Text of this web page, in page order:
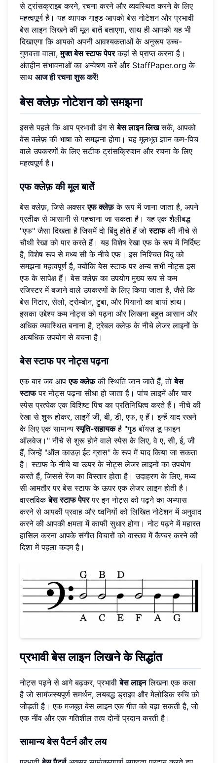
से ट्रांसक्राइब करने, रचना करने और व्यवस्थित करने के लिए
महत्वपूर्ण है। यह व्यापक गाइड आपको बेस नोटेशन और प्रभावी
बेस लाइन लिखने की मूल बातें बताएगा, साथ ही आपको यह भी
दिखाएगा कि आपको अपनी आवश्यकताओं के अनुरूप उच्च-
गुणवत्ता वाला,मुफ्त बेस स्टाफ पेपरकहां से प्राप्त करना है।
अंतहीन संभावनाओं का अन्वेषण करें और StaffPaper.org के
साथ आज ही रचना शुरू करें!
बेस क्लेफ़ नोटेशनको समझना
इससे पहले कि आप प्रभावी ढंग सेबेस लाइन लिखसकें, आपको
बेस क्लेफ़ की भाषा को समझना होगा। यह मूलभूत ज्ञान कम-पिच
वाले उपकरणों के लिए सटीक ट्रांसक्रिप्शन और रचना के लिए
महत्वपूर्ण है।
एफ क्लेफ़की मूल बातें
बेस क्लेफ़, जिसे अक्सरएफ क्लेफ़के रूप में जाना जाता है, अपने
प्रतीक से आसानी से पहचाना जा सकता है। यह एक शैलीबद्ध
"एफ" जैसा दिखता है जिसमें दो बिंदु होते हैं जोस्टाफकी नीचे से
चौथी रेखा को पार करते हैं। यह विशेष रेखा एफ के रूप में निर्दिष्ट
है, विशेष रूप से मध्य सी के नीचे एफ। इस निश्चित बिंदु को
समझना महत्वपूर्ण है, क्योंकि बेस स्टाफ पर अन्य सभी नोट्स इस
एफ के सापेक्ष हैं। बेस क्लेफ़ का उपयोग मुख्य रूप से कम
रजिस्टर में बजाने वाले उपकरणों के लिए किया जाता है, जैसे कि
बेस गिटार, सेलो, ट्रोम्बोन, टुबा, और पियानो का बायां हाथ।
इसका उद्देश्य कम नोट्स को पढ़ना और लिखना बहुत आसान और
अधिक व्यवस्थित बनाना है, ट्रेबल क्लेफ़ के नीचे लेजर लाइनों के
अत्यधिक उपयोग से बचना है।
बेस स्टाफपर नोट्स पढ़ना
एक बार जब आपएफ क्लेफ़की स्थिति जान जाते हैं, तोबेस
स्टाफपर नोट्स पढ़ना सीधा हो जाता है। पांच लाइनें और चार
स्पेस प्रत्येक एक विशिष्ट पिच का प्रतिनिधित्व करते हैं। नीचे की
रेखा से शुरू होकर, लाइनें जी, बी, डी, एफ, ए हैं। इन्हें याद रखने
के लिए एक सामान्यस्मृति-सहायकहै "गुड बॉयज़ डू फाइन
ऑलवेज।" नीचे से शुरू होने वाले स्पेस के लिए, वे ए, सी, ई, जी
हैं, जिन्हें "ऑल काउज़ ईट ग्रास" के रूप में याद किया जा सकता
है। स्टाफ के नीचे या ऊपर के नोट्स लेजर लाइनों का उपयोग
करते हैं, जिससे रेंज का विस्तार होता है। उदाहरण के लिए, मध्य
सी आमतौर पर बेस स्टाफ के ऊपर एक लेजर लाइन होती है।
वास्तविकबेस स्टाफ पेपरपर इन नोट्स को पढ़ने का अभ्यास
करने से आपकी प्रवाह और ध्वनियों को लिखित नोटेशन में अनुवाद
करने की आपकी क्षमता में काफी सुधार होगा। नोट पढ़ने में महारत
हासिल करना आपके संगीत विचारों को वास्तव में कैप्चर करने की
दिशा में पहला कदम है।
प्रभावीबेस लाइनलिखने के सिद्धांत
नोट्स पढ़ने से आगे बढ़कर, प्रभावीबेस लाइनलिखना एक कला
है जो सामंजस्यपूर्ण समर्थन, लयबद्ध ड्राइव और मेलोडिक रुचि को
जोड़ती है। एक मजबूत बेस लाइन एक गीत को बढ़ा सकती है, जो
एक नींव और एक गतिशील तत्व दोनों प्रदान करती है।
सामान्यबेस पैटर्नऔरलय